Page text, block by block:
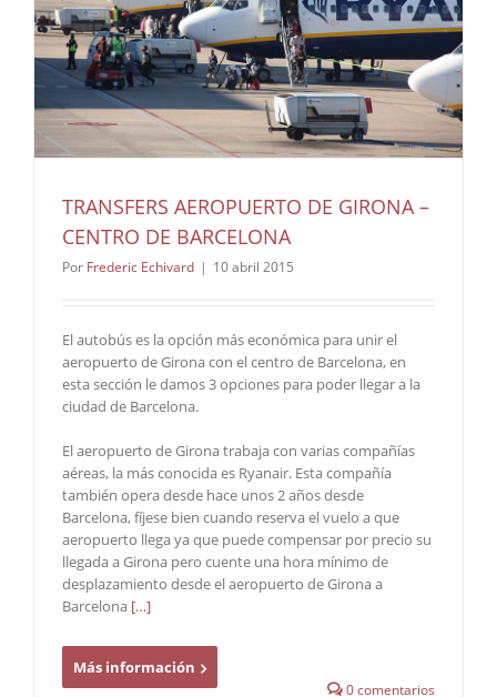
TRANSFERS AEROPUERTO DE GIRONA –
CENTRO DE BARCELONA
Por Frederic Echivard | 10 abril 2015
El autobús es la opción más económica para unir el
aeropuerto de Girona con el centro de Barcelona, en
esta sección le damos 3 opciones para poder llegar a la
ciudad de Barcelona.
El aeropuerto de Girona trabaja con varias compañías
aéreas, la más conocida es Ryanair. Esta compañía
también opera desde hace unos 2 años desde
Barcelona, fíjese bien cuando reserva el vuelo a que
aeropuerto llega ya que puede compensar por precio su
llegada a Girona pero cuente una hora mínimo de
desplazamiento desde el aeropuerto de Girona a
Barcelona […]
Más información
0 comentarios